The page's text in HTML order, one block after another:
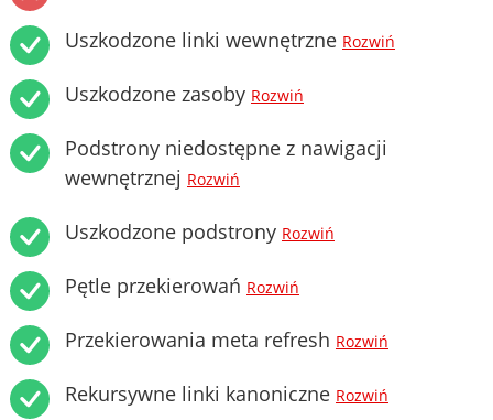
Uszkodzone linki wewnętrzne Rozwiń
Uszkodzone zasoby Rozwiń
Podstrony niedostępne z nawigacji
wewnętrznej Rozwiń
Uszkodzone podstrony Rozwiń
Pętle przekierowań Rozwiń
Przekierowania meta refresh Rozwiń
Rekursywne linki kanoniczne Rozwiń